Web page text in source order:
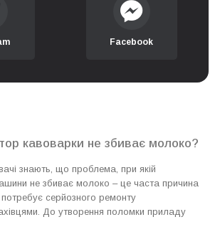
Facebook
кавоварки не збиває молоко?
знають, що проблема, при якій
не збиває молоко – це часта причина
серйозного ремонту
До утворення поломки приладу